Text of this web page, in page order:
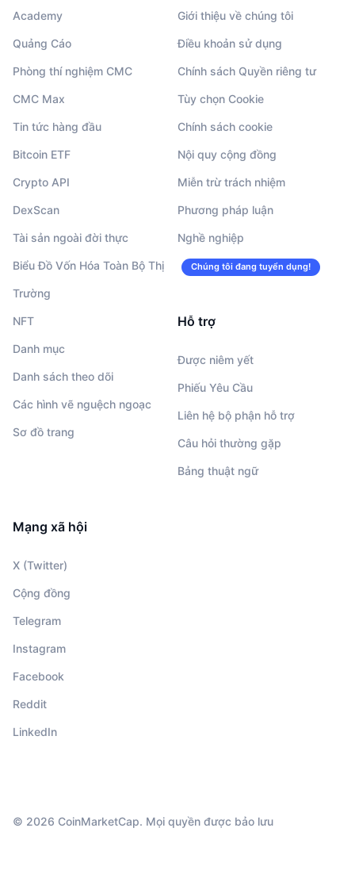
Academy
Quảng Cáo
Phòng thí nghiệm CMC
CMC Max
Tin tức hàng đầu
Bitcoin ETF
Crypto API
DexScan
Tài sản ngoài đời thực
Biểu Đồ Vốn Hóa Toàn Bộ Thị
Trường
NFT
Danh mục
Danh sách theo dõi
Các hình vẽ nguệch ngoạc
Sơ đồ trang
Giới thiệu về chúng tôi
Điều khoản sử dụng
Chính sách Quyền riêng tư
Tùy chọn Cookie
Chính sách cookie
Nội quy cộng đồng
Miễn trừ trách nhiệm
Phương pháp luận
Nghề nghiệp
Chúng tôi đang tuyển dụng!
Hỗ trợ
Được niêm yết
Phiếu Yêu Cầu
Liên hệ bộ phận hỗ trợ
Câu hỏi thường gặp
Bảng thuật ngữ
Mạng xã hội
X (Twitter)
Cộng đồng
Telegram
Instagram
Facebook
Reddit
LinkedIn
© 2026 CoinMarketCap. Mọi quyền được bảo lưu